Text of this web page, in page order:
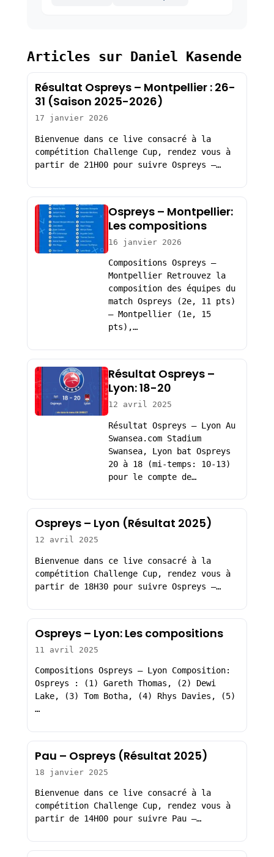
Articles sur Daniel Kasende
Résultat Ospreys – Montpellier : 26-
31 (Saison 2025-2026)
17 janvier 2026
Bienvenue dans ce live consacré à la
compétition Challenge Cup, rendez vous à
partir de 21H00 pour suivre Ospreys –…
Ospreys – Montpellier:
Les compositions
16 janvier 2026
Compositions Ospreys –
Montpellier Retrouvez la
composition des équipes du
match Ospreys (2e, 11 pts)
– Montpellier (1e, 15
pts),…
Résultat Ospreys –
Lyon: 18-20
12 avril 2025
Résultat Ospreys – Lyon Au
Swansea.com Stadium
Swansea, Lyon bat Ospreys
20 à 18 (mi-temps: 10-13)
pour le compte de…
Ospreys – Lyon (Résultat 2025)
12 avril 2025
Bienvenue dans ce live consacré à la
compétition Challenge Cup, rendez vous à
partir de 18H30 pour suivre Ospreys –…
Ospreys – Lyon: Les compositions
11 avril 2025
Compositions Ospreys – Lyon Composition:
Ospreys : (1) Gareth Thomas, (2) Dewi
Lake, (3) Tom Botha, (4) Rhys Davies, (5)
…
Pau – Ospreys (Résultat 2025)
18 janvier 2025
Bienvenue dans ce live consacré à la
compétition Challenge Cup, rendez vous à
partir de 14H00 pour suivre Pau –…